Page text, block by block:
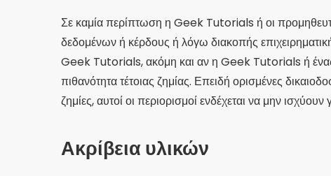
Σε καμία περίπτωση η Geek Tutorials ή οι
δεδομένων ή κέρδους ή λόγω διακοπής
Geek Tutorials, ακόμη και αν η Geek Tutorials ή
πιθανότητα τέτοιας ζημίας. Επειδή ορισμένες
ζημίες, αυτοί οι περιορισμοί ενδέχεται να μην ισχύουν
Ακρίβεια υλικών